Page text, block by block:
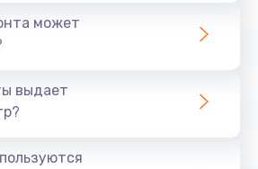
386 руб.
стекла телефона
может
выдает